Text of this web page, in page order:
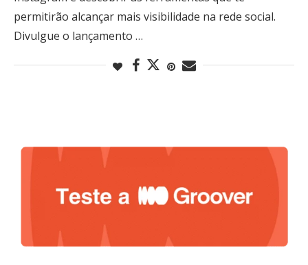
permitirão alcançar mais visibilidade na rede social.
Divulgue o lançamento …